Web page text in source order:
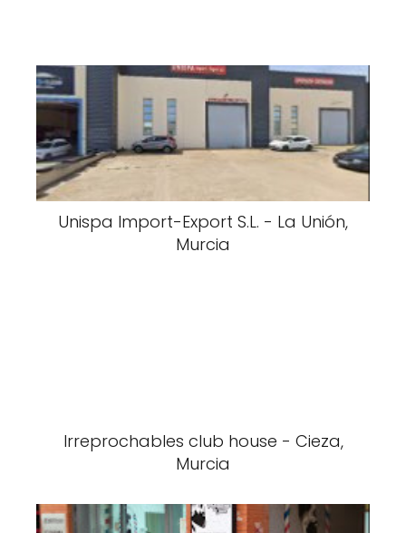
Unispa Import-Export S.L. - La Unión,
Murcia
Irreprochables club house - Cieza,
Murcia